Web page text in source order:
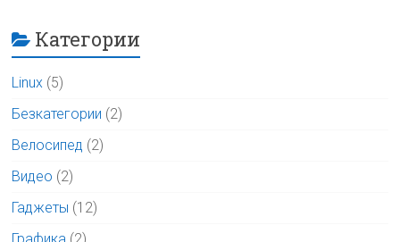
Категории
Linux (5)
Безкатегории (2)
Велосипед (2)
Видео (2)
Гаджеты (12)